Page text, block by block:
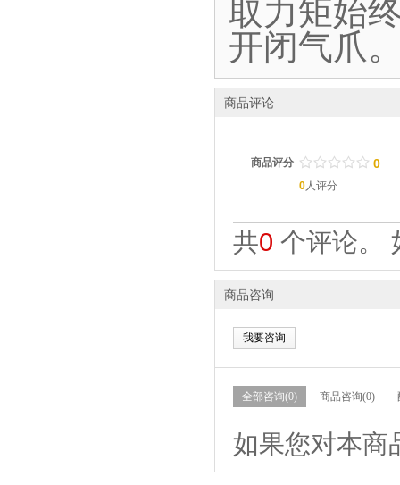
取力矩始
开闭气爪
商品评论
商品评分 / / / / /
. . . . . 0
0人评分
共0 个评论。
商品咨询
我要咨询
全部咨询(0) 商品咨询(0)
如果您对本商